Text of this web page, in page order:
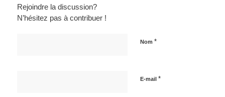
Rejoindre la discussion?
N’hésitez pas à contribuer !
Nom *
E-mail *